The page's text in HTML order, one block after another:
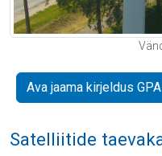
Ava jaama kirjeldus
Satelliitide